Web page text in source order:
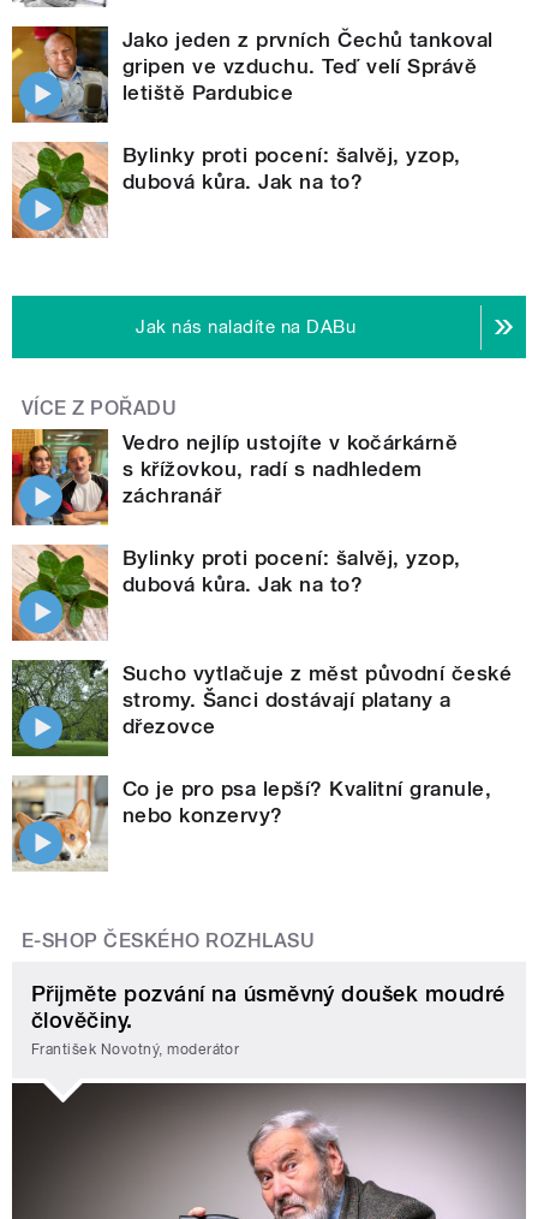
Jako jeden z prvních Čechů tankoval
gripen ve vzduchu. Teď velí Správě
letiště Pardubice
Bylinky proti pocení: šalvěj, yzop,
dubová kůra. Jak na to?
Jak nás naladíte na DABu
VÍCE Z POŘADU
Vedro nejlíp ustojíte v kočárkárně
s křížovkou, radí s nadhledem
záchranář
Bylinky proti pocení: šalvěj, yzop,
dubová kůra. Jak na to?
Sucho vytlačuje z měst původní české
stromy. Šanci dostávají platany a
dřezovce
Co je pro psa lepší? Kvalitní granule,
nebo konzervy?
E-SHOP ČESKÉHO ROZHLASU
Přijměte pozvání na úsměvný doušek moudré
člověčiny.
František Novotný, moderátor